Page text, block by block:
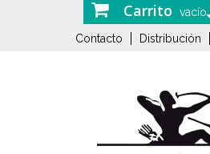
Carrito vacío
Contacto Distribución